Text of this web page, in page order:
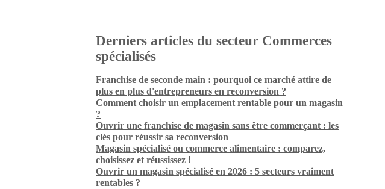
Derniers articles du secteur Commerces
spécialisés
Franchise de seconde main : pourquoi ce marché attire de
plus en plus d'entrepreneurs en reconversion ?
Comment choisir un emplacement rentable pour un magasin
?
Ouvrir une franchise de magasin sans être commerçant : les
clés pour réussir sa reconversion
Magasin spécialisé ou commerce alimentaire : comparez,
choisissez et réussissez !
Ouvrir un magasin spécialisé en 2026 : 5 secteurs vraiment
rentables ?